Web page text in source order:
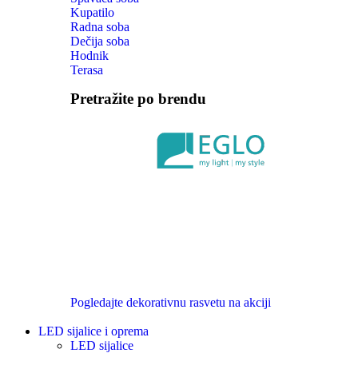
Kupatilo
Radna soba
Dečija soba
Hodnik
Terasa
Pretražite po brendu
Pogledajte dekorativnu rasvetu na akciji
LED sijalice i oprema
LED sijalice